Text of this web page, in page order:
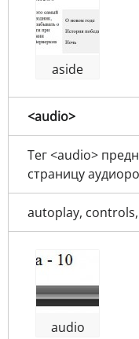
aside
<audio>
Тег <audio>
страницу
autoplay,
audio